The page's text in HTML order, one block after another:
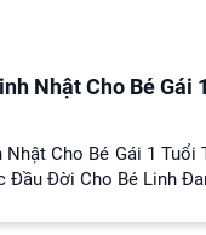
Nhật Cho Bé Gái
Nhật Cho Bé Gái 1 Tuổi
Đầu Đời Cho Bé Linh